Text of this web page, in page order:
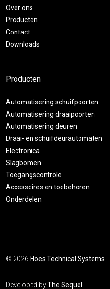
Over ons
Producten
Contact
Downloads
Producten
Automatisering schuifpoorten
Automatisering draaipoorten
Automatisering deuren
Draai- en schuifdeurautomaten
Electronica
Slagbomen
Toegangscontrole
Accessoires en toebehoren
Onderdelen
© 2026 Hoes Technical Systems -
Developed byThe Sequel